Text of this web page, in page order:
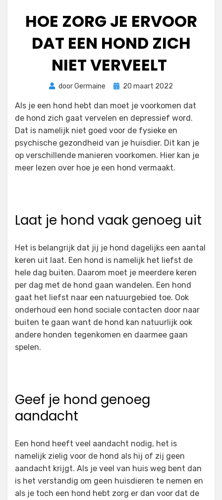
HOE ZORG JE ERVOOR
DAT EEN HOND ZICH
NIET VERVEELT
doorGermaine
Geplaatst
20 maart 2022
Als je een hond hebt dan moet je voorkomen dat
de hond zich gaat vervelen en depressief word.
Dat is namelijk niet goed voor de fysieke en
psychische gezondheid van je huisdier. Dit kan je
op verschillende manieren voorkomen. Hier kan je
meer lezen over hoe je een hond vermaakt.
Laat je hond vaak genoeg uit
Het is belangrijk dat jij je hond dagelijks een aantal
keren uit laat. Een hond is namelijk het liefst de
hele dag buiten. Daarom moet je meerdere keren
per dag met de hond gaan wandelen. Een hond
gaat het liefst naar een natuurgebied toe. Ook
onderhoud een hond sociale contacten door naar
buiten te gaan want de hond kan natuurlijk ook
andere honden tegenkomen en daarmee gaan
spelen.
Geef je hond genoeg
aandacht
Een hond heeft veel aandacht nodig, het is
namelijk zielig voor de hond als hij of zij geen
aandacht krijgt. Als je veel van huis weg bent dan
is het verstandig om geen huisdieren te nemen en
als je toch een hond hebt zorg er dan voor dat de